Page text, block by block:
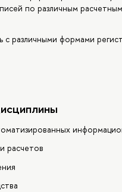
по различным
с различными формами
расчетов